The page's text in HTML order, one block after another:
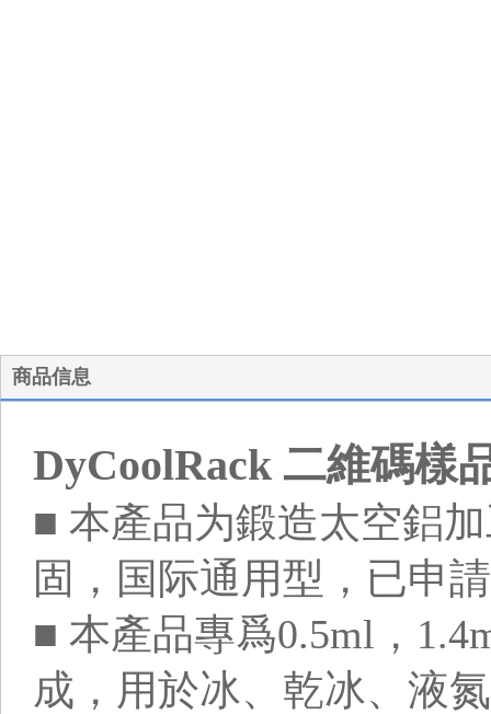
商品信息
DyCoolRack 二維碼樣
■ 本產品为鍛造太空鋁
固，国际通用型，已申
■ 本產品專爲0.5ml，
成，用於冰、乾冰、液